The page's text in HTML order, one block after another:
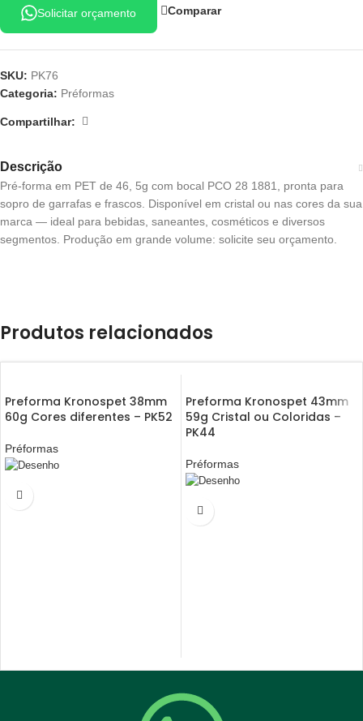
Solicitar orçamento Comparar
SKU: PK76
Categoria: Préformas
Compartilhar:
Descrição
Pré-forma em PET de 46, 5g com bocal PCO 28 1881, pronta para
sopro de garrafas e frascos. Disponível em cristal ou nas cores da sua
marca — ideal para bebidas, saneantes, cosméticos e diversos
segmentos. Produção em grande volume: solicite seu orçamento.
Produtos relacionados
Preforma Kronospet 38mm
60g Cores diferentes – PK52
Préformas
Preforma Kronospet 43mm
59g Cristal ou Coloridas –
PK44
Préformas